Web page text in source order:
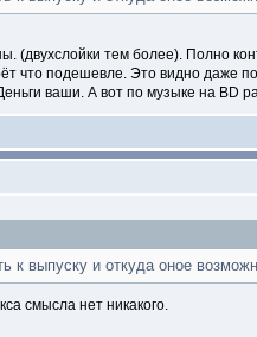
(двухслойки тем более).
что подешевле. Это видно
ваши. А вот по музыке на BD
к выпуску и откуда оное
смысла нет никакого.